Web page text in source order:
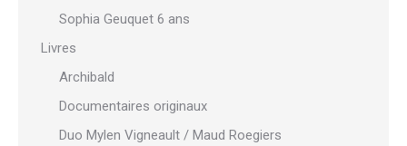
Sophia Geuquet 6 ans
Livres
Archibald
Documentaires originaux
Duo Mylen Vigneault / Maud Roegiers